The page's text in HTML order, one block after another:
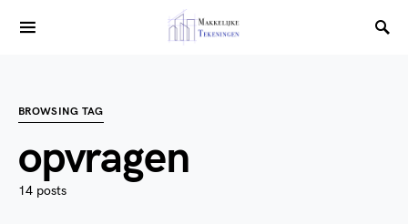
BROWSING TAG
opvragen
14 posts